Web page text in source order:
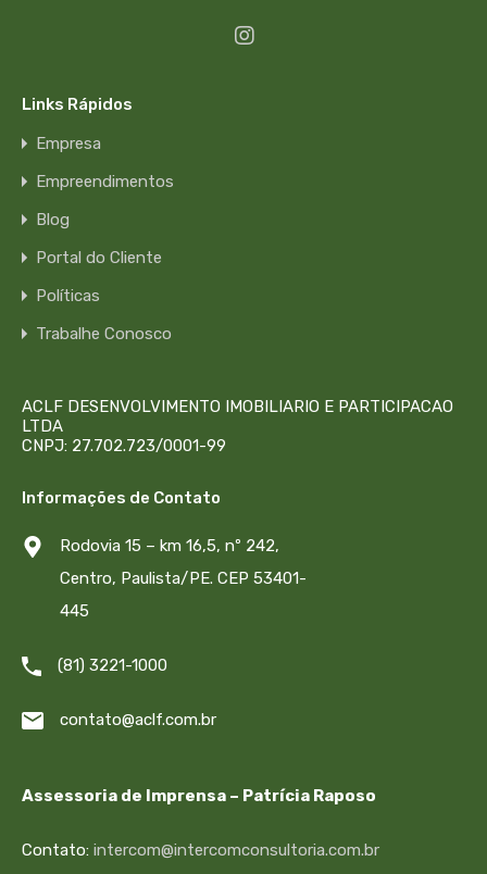
Links Rápidos
Empresa
Empreendimentos
Blog
Portal do Cliente
Políticas
Trabalhe Conosco
ACLF DESENVOLVIMENTO IMOBILIARIO E PARTICIPACAO
LTDA
CNPJ: 27.702.723/0001-99
Informações de Contato
Rodovia 15 – km 16,5, nº 242,
Centro, Paulista/PE. CEP 53401-
445
(81) 3221-1000
contato@aclf.com.br
Assessoria de Imprensa – Patrícia Raposo
Contato: intercom@intercomconsultoria.com.br